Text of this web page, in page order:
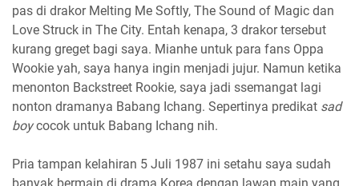
pas di drakor Melting Me Softly, The Sound of Magic dan
Love Struck in The City. Entah kenapa, 3 drakor tersebut
kurang greget bagi saya. Mianhe untuk para fans Oppa
Wookie yah, saya hanya ingin menjadi jujur. Namun ketika
menonton Backstreet Rookie, saya jadi ssemangat lagi
nonton dramanya Babang Ichang. Sepertinya predikat sad
boycocok untuk Babang Ichang nih.
Pria tampan kelahiran 5 Juli 1987 ini setahu saya sudah